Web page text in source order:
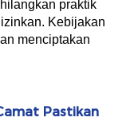
praktik
Kebijakan
menciptakan
Pastikan